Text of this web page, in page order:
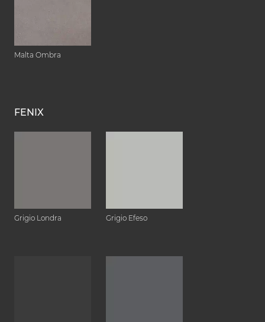
Malta Ombra
FENIX
Grigio Londra Grigio Efeso